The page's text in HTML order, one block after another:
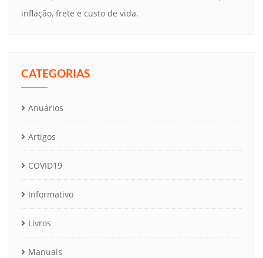
inflação, frete e custo de vida.
CATEGORIAS
Anuários
Artigos
COVID19
Informativo
Livros
Manuais